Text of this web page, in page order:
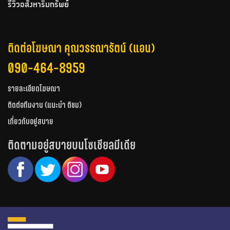
รีวิวอสังหาริมทรัพย์
ติดต่อโฆษณา คุณวรรณารัตน์ (แอน)
090-464-8959
รายละเอียดโฆษณา
ติดต่อทีมงาน (แนะนำ ติชม)
เกี่ยวกับอยู่สบาย
ติดตามอยู่สบายบนโซเชียลมีเดีย